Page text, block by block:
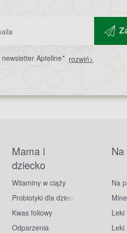
Apteline* rozwiń>
Mama i
dziecko
Witaminy w ciąży
Probiotyki dla dzieci
Kwas foliowy
Odparzenia
Na
Leki
Leki